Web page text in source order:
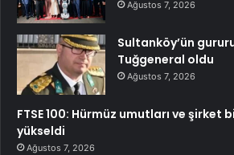
Ağustos 7, 2026
Sultanköy’ün
Tuğgeneral oldu
Ağustos 7, 2026
FTSE 100: Hürmüz umutları ve şirket
yükseldi
Ağustos 7, 2026